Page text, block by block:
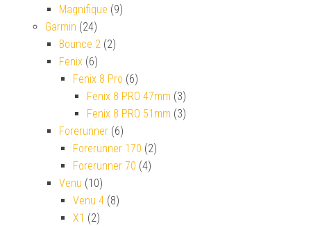
Magnifique (9)
Garmin (24)
Bounce 2 (2)
Fenix (6)
Fenix 8 Pro (6)
Fenix 8 PRO 47mm (3)
Fenix 8 PRO 51mm (3)
Forerunner (6)
Forerunner 170 (2)
Forerunner 70 (4)
Venu (10)
Venu 4 (8)
X1 (2)